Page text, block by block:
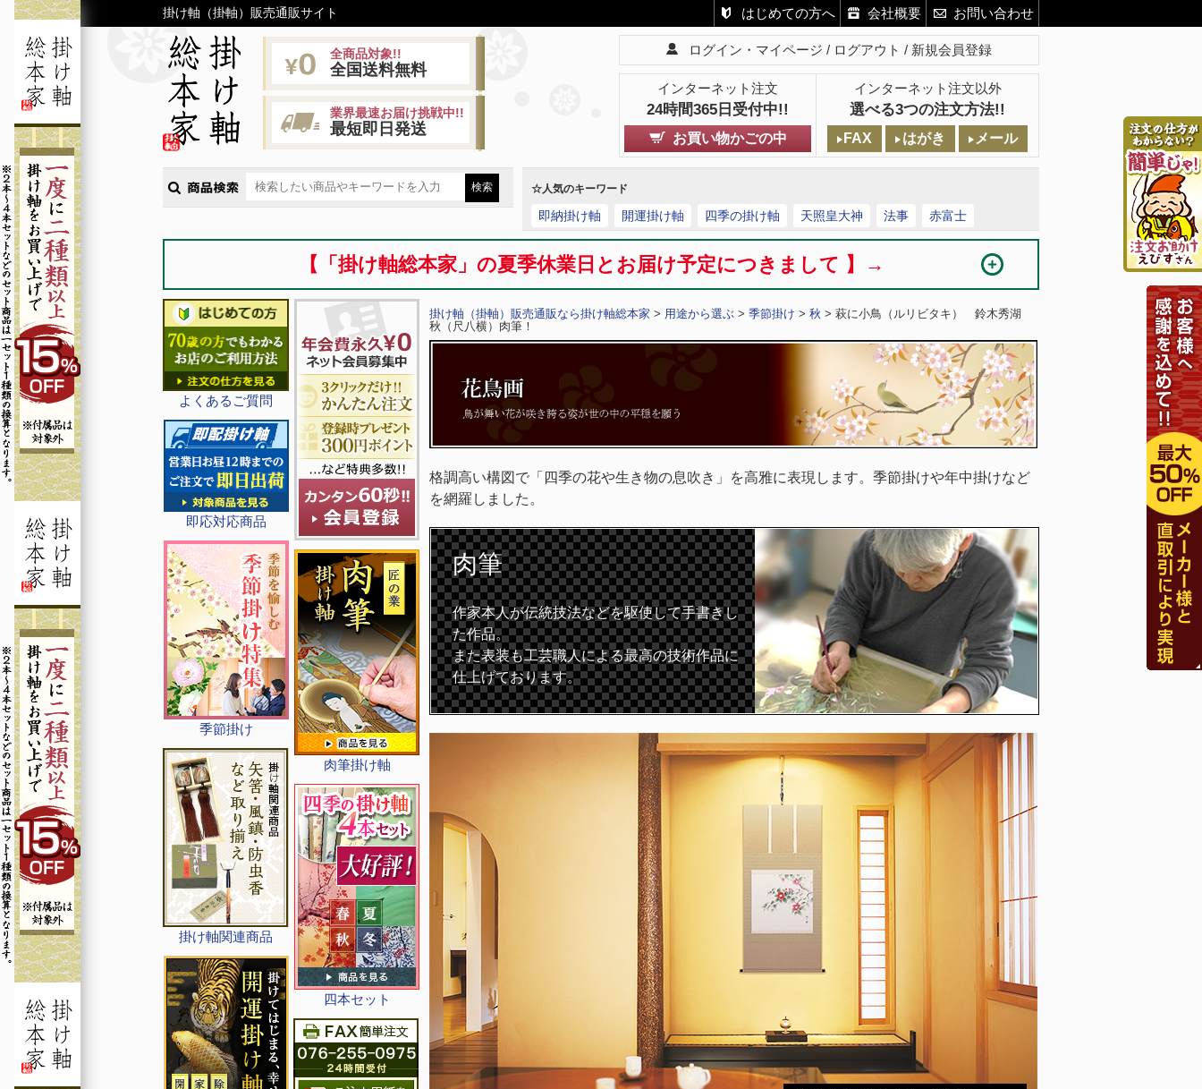
掛け軸（掛軸）販売通販サイト はじめての方へ 会社概要 お問い合わせ
全商品対象!!
全国送料無料
業界最速お届け挑戦中!!
最短即日発送
ログイン・マイページ ログアウト 新規会員登録
インターネット注文
24時間365日受付中!!
インターネット注文以外
選べる3つの注文方法!!
お買い物かごの中 FAX はがき メール
☆人気のキーワード
即納掛け軸 開運掛け軸 四季の掛け軸 天照皇大神 法事 赤富士
【「掛け軸総本家」の夏季休業日とお届け予定につきまして 】→
よくあるご質問
即応対応商品
季節掛け
掛け軸関連商品
肉筆掛け軸
四本セット
掛け軸（掛軸）販売通販なら掛け軸総本家 > 用途から選ぶ > 季節掛け > 秋 > 萩に小鳥（ルリビタキ） 鈴木秀湖
秋（尺八横）肉筆！
格調高い構図で「四季の花や生き物の息吹き」を高雅に表現します。季節掛けや年中掛けなど
を網羅しました。
肉筆
作家本人が伝統技法などを駆使して手書きし
た作品。
また表装も工芸職人による最高の技術作品に
仕上げております。